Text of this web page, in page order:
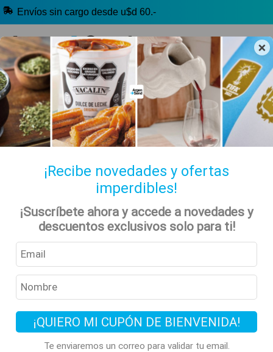
×
¡Recibe novedades y ofertas
imperdibles!
¡Suscríbete ahora y accede a novedades y
descuentos exclusivos solo para ti!
¡QUIERO MI CUPÓN DE BIENVENIDA!
Te enviaremos un correo para validar tu email.
Envíos sin cargo desde u$d 60.-
🔥 Selección Argentina
🧉 Clásicos argentinos 🏷️ Todas las categorías
Inicio Tienda 1 unidad
Todos los clásicos
de Argentina
están acá